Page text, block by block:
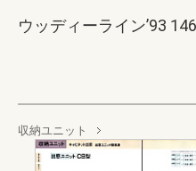
ウッディーライン’93
収納ユニット